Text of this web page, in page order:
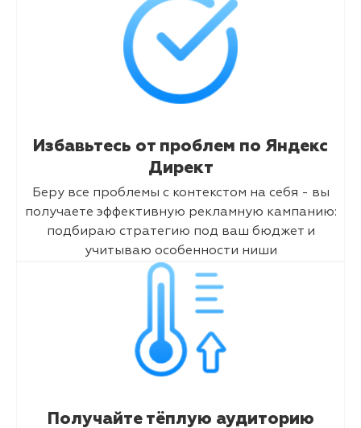
Избавьтесь от проблем по Яндекс
Директ
Беру все проблемы с контекстом на себя - вы
получаете эффективную рекламную кампанию:
подбираю стратегию под ваш бюджет и
учитываю особенности ниши
Получайте тёплую аудиторию